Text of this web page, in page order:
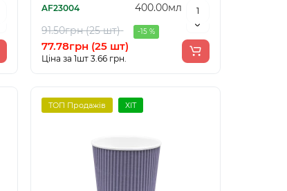
AF23004
400.00мл
91.50грн (25 шт)
-15 %
77.78грн (25 шт)
Ціна за 1шт 3.66 грн.
ТОП Продажів ХІТ